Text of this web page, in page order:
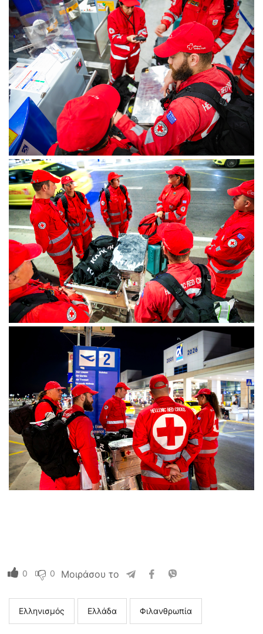
0 0 Μοιράσου το
Ελληνισμός Ελλάδα Φιλανθρωπία